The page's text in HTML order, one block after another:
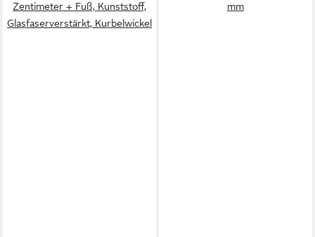
Zentimeter + Fuß, Kunststoff,
Glasfaserverstärkt, Kurbelwickel
mm